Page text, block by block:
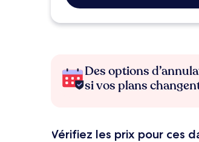
Des options
si vos plans
Vérifiez les prix pour ces